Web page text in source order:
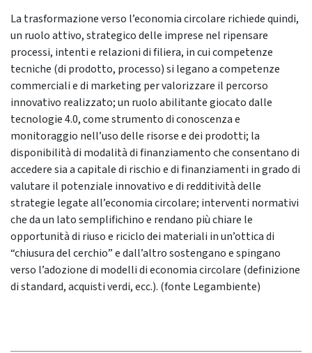
La trasformazione verso l’economia circolare richiede quindi,
un ruolo attivo, strategico delle imprese nel ripensare
processi, intenti e relazioni di filiera, in cui competenze
tecniche (di prodotto, processo) si legano a competenze
commerciali e di marketing per valorizzare il percorso
innovativo realizzato; un ruolo abilitante giocato dalle
tecnologie 4.0, come strumento di conoscenza e
monitoraggio nell’uso delle risorse e dei prodotti; la
disponibilità di modalità di finanziamento che consentano di
accedere sia a capitale di rischio e di finanziamenti in grado di
valutare il potenziale innovativo e di redditività delle
strategie legate all’economia circolare; interventi normativi
che da un lato semplifichino e rendano più chiare le
opportunità di riuso e riciclo dei materiali in un’ottica di
“chiusura del cerchio” e dall’altro sostengano e spingano
verso l’adozione di modelli di economia circolare (definizione
di standard, acquisti verdi, ecc.). (fonte Legambiente)